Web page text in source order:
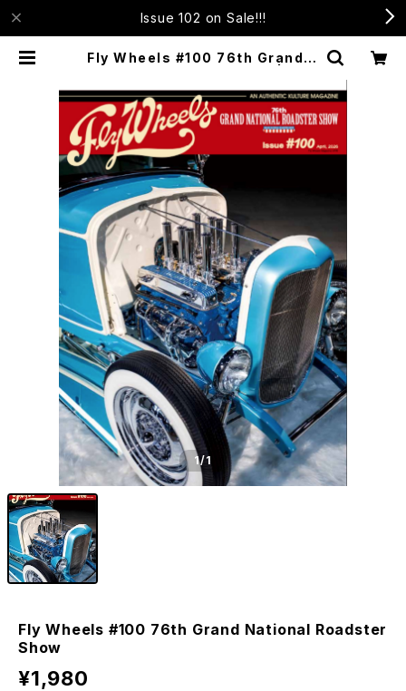
Issue 102 on Sale!!!
Fly Wheels #100 76th Grand N
Wheels
1/1
Fly Wheels #100 76th Grand National Roadster
Show
¥1,980